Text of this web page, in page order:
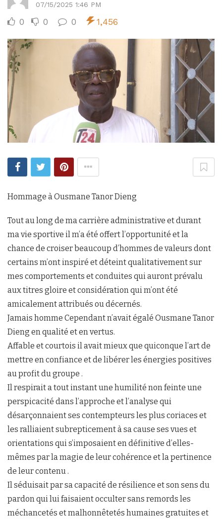
07/15/2025 1:46 PM
0 0 0 1,456
Hommage à Ousmane Tanor Dieng
Tout au long de ma carrière administrative et durant
ma vie sportive il m’a été offert l’opportunité et la
chance de croiser beaucoup d’hommes de valeurs dont
certains m’ont inspiré et déteint qualitativement sur
mes comportements et conduites qui auront prévalu
aux titres gloire et considération qui m’ont été
amicalement attribués ou décernés.
Jamais homme Cependant n’avait égalé Ousmane Tanor
Dieng en qualité et en vertus.
Affable et courtois il avait mieux que quiconque l’art de
mettre en confiance et de libérer les énergies positives
au profit du groupe .
Il respirait a tout instant une humilité non feinte une
perspicacité dans l’approche et l’analyse qui
désarçonnaient ses contempteurs les plus coriaces et
les ralliaient subrepticement à sa cause ses vues et
orientations qui s’imposaient en définitive d’elles-
mêmes par la magie de leur cohérence et la pertinence
de leur contenu .
Il séduisait par sa capacité de résilience et son sens du
pardon qui lui faisaient occulter sans remords les
méchancetés et malhonnêtetés humaines gratuites et